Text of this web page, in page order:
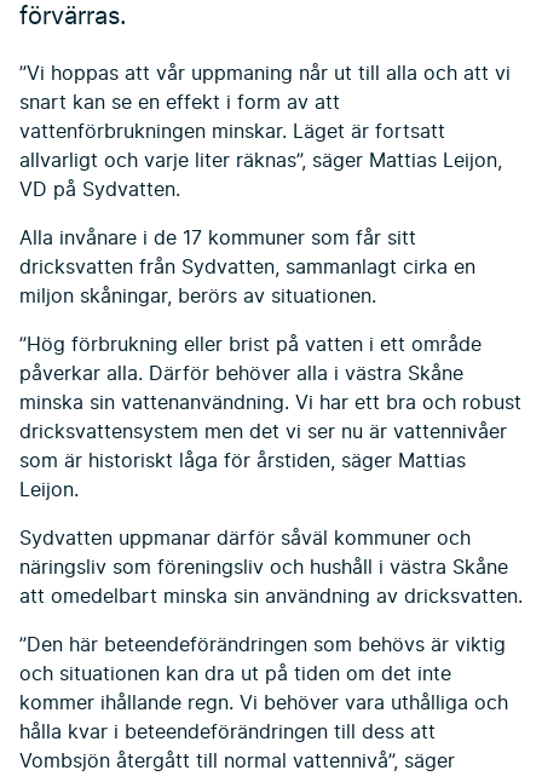
förvärras.
”Vi hoppas att vår uppmaning når ut till alla och att vi
snart kan se en effekt i form av att
vattenförbrukningen minskar. Läget är fortsatt
allvarligt och varje liter räknas”, säger Mattias Leijon,
VD på Sydvatten.
Alla invånare i de 17 kommuner som får sitt
dricksvatten från Sydvatten, sammanlagt cirka en
miljon skåningar, berörs av situationen.
”Hög förbrukning eller brist på vatten i ett område
påverkar alla. Därför behöver alla i västra Skåne
minska sin vattenanvändning. Vi har ett bra och robust
dricksvattensystem men det vi ser nu är vattennivåer
som är historiskt låga för årstiden, säger Mattias
Leijon.
Sydvatten uppmanar därför såväl kommuner och
näringsliv som föreningsliv och hushåll i västra Skåne
att omedelbart minska sin användning av dricksvatten.
”Den här beteendeförändringen som behövs är viktig
och situationen kan dra ut på tiden om det inte
kommer ihållande regn. Vi behöver vara uthålliga och
hålla kvar i beteendeförändringen till dess att
Vombsjön återgått till normal vattennivå”, säger